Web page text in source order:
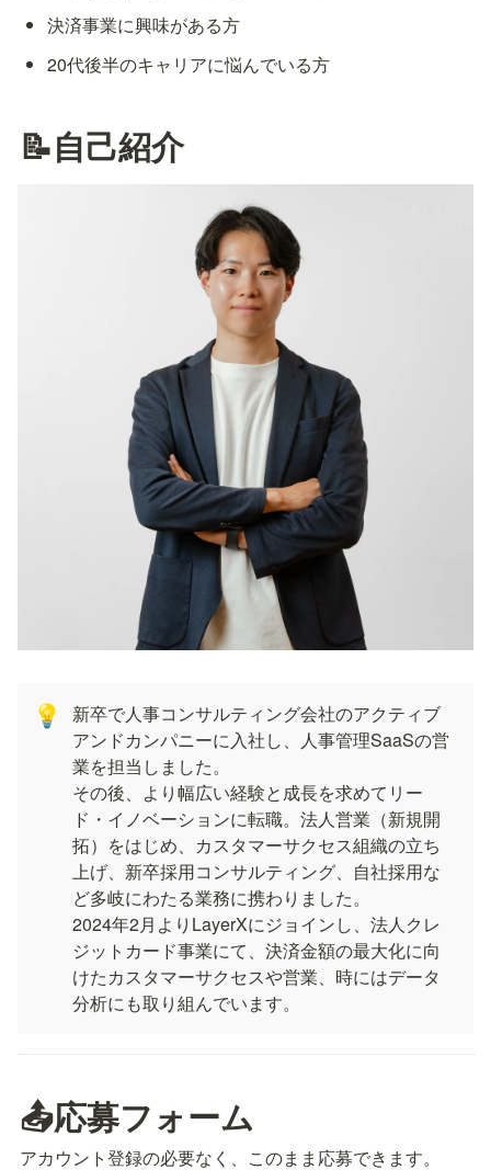
決済事業に興味がある方
20代後半のキャリアに悩んでいる方
📝自己紹介
💡
新卒で人事コンサルティング会社のアクティブ
アンドカンパニーに入社し、人事管理SaaSの営
業を担当しました。
その後、より幅広い経験と成長を求めてリー
ド・イノベーションに転職。法人営業（新規開
拓）をはじめ、カスタマーサクセス組織の立ち
上げ、新卒採用コンサルティング、自社採用な
ど多岐にわたる業務に携わりました。
2024年2月よりLayerXにジョインし、法人クレ
ジットカード事業にて、決済金額の最大化に向
けたカスタマーサクセスや営業、時にはデータ
分析にも取り組んでいます。
📤応募フォーム
アカウント登録の必要なく、このまま応募できます。